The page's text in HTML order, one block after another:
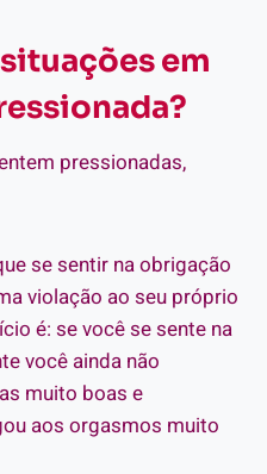
em
pressionadas,
se sentir na obrigação
violação ao seu próprio
é: se você se sente na
você ainda não
muito boas e
aos orgasmos muito